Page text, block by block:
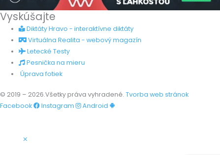
Vyskúšajte
Diktáty Hravo - interaktívne diktáty
Virtuálna Realita - webový magazín
Letecké Testy
Pesnička na mieru
Úprava fotiek
© 2019 – 2026.Všetky práva vyhradené. Tvorba web stránok
Facebook
Instagram Android